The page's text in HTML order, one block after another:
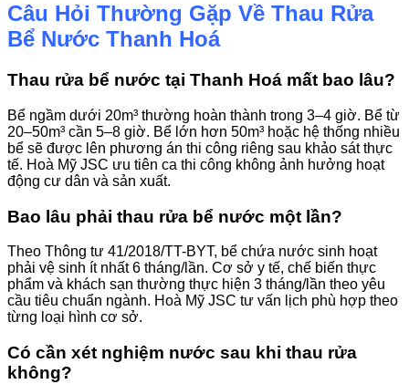
Câu Hỏi Thường Gặp Về Thau Rửa
Bể Nước Thanh Hoá
Thau rửa bể nước tại Thanh Hoá mất bao lâu?
Bể ngầm dưới 20m³ thường hoàn thành trong 3–4 giờ. Bể từ
20–50m³ cần 5–8 giờ. Bể lớn hơn 50m³ hoặc hệ thống nhiều
bể sẽ được lên phương án thi công riêng sau khảo sát thực
tế. Hoà Mỹ JSC ưu tiên ca thi công không ảnh hưởng hoạt
động cư dân và sản xuất.
Bao lâu phải thau rửa bể nước một lần?
Theo Thông tư 41/2018/TT-BYT, bể chứa nước sinh hoạt
phải vệ sinh ít nhất 6 tháng/lần. Cơ sở y tế, chế biến thực
phẩm và khách sạn thường thực hiện 3 tháng/lần theo yêu
cầu tiêu chuẩn ngành. Hoà Mỹ JSC tư vấn lịch phù hợp theo
từng loại hình cơ sở.
Có cần xét nghiệm nước sau khi thau rửa
không?